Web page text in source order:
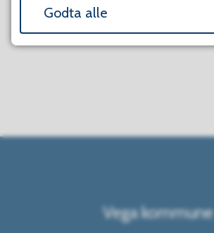
Vega kommune
Godta alle